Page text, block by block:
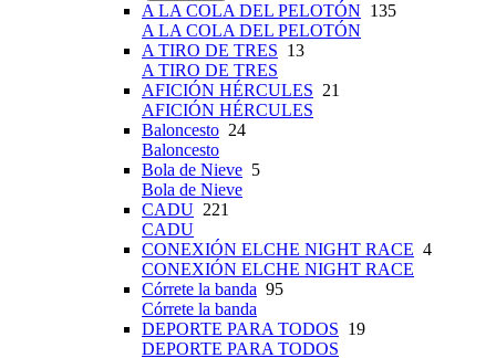
A LA COLA DEL PELOTÓN 135
A LA COLA DEL PELOTÓN
A TIRO DE TRES 13
A TIRO DE TRES
AFICIÓN HÉRCULES 21
AFICIÓN HÉRCULES
Baloncesto 24
Baloncesto
Bola de Nieve 5
Bola de Nieve
CADU 221
CADU
CONEXIÓN ELCHE NIGHT RACE 4
CONEXIÓN ELCHE NIGHT RACE
Córrete la banda 95
Córrete la banda
DEPORTE PARA TODOS 19
DEPORTE PARA TODOS